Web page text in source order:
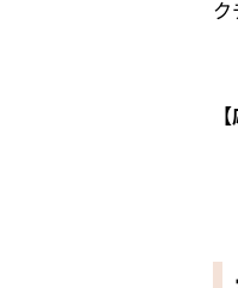
ク